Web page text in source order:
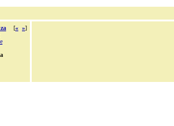
[« »]